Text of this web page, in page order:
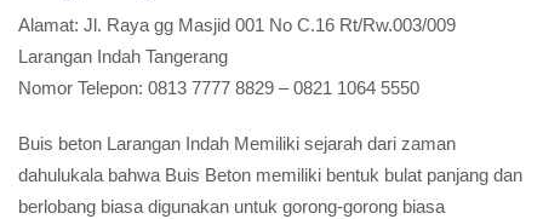
Alamat: Jl. Raya gg Masjid 001 No C.16 Rt/Rw.003/009
Larangan Indah Tangerang
Nomor Telepon: 0813 7777 8829 – 0821 1064 5550
Buis beton Larangan Indah Memiliki sejarah dari zaman
dahulukala bahwa Buis Beton memiliki bentuk bulat panjang dan
berlobang biasa digunakan untuk gorong-gorong biasa